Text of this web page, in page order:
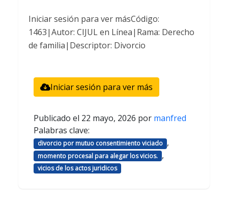
Iniciar sesión para ver másCódigo:
1463|Autor: CIJUL en Línea|Rama: Derecho
de familia|Descriptor: Divorcio
Iniciar sesión para ver más
Publicado el 22 mayo, 2026 por manfred
Palabras clave:
divorcio por mutuo consentimiento viciado ,
momento procesal para alegar los vicios. ,
vicios de los actos juridicos